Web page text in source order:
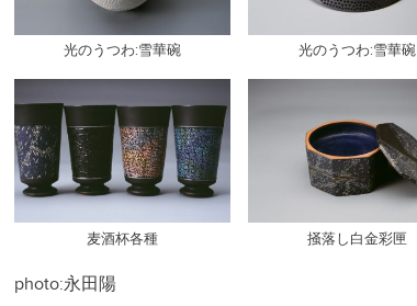
光のうつわ:雪華碗 光のうつわ:雪華碗
麦酒杯各種 掻落し白金彩匣
photo:永田陽